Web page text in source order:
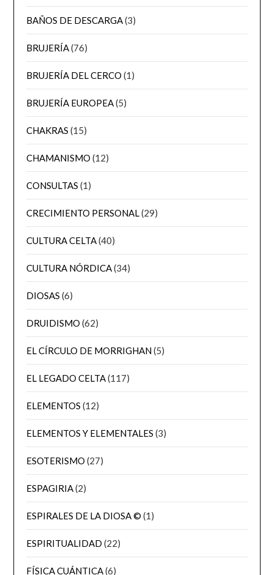
BAÑOS DE DESCARGA(3)
BRUJERÍA(76)
BRUJERÍA DEL CERCO (1)
BRUJERÍA EUROPEA(5)
CHAKRAS (15)
CHAMANISMO (12)
CONSULTAS (1)
CRECIMIENTO PERSONAL(29)
CULTURA CELTA(40)
CULTURA NÓRDICA(34)
DIOSAS (6)
DRUIDISMO (62)
EL CÍRCULO DE MORRIGHAN(5)
EL LEGADO CELTA(117)
ELEMENTOS (12)
ELEMENTOS Y ELEMENTALES (3)
ESOTERISMO (27)
ESPAGIRIA(2)
ESPIRALES DE LA DIOSA © (1)
ESPIRITUALIDAD (22)
FÍSICA CUÁNTICA(6)